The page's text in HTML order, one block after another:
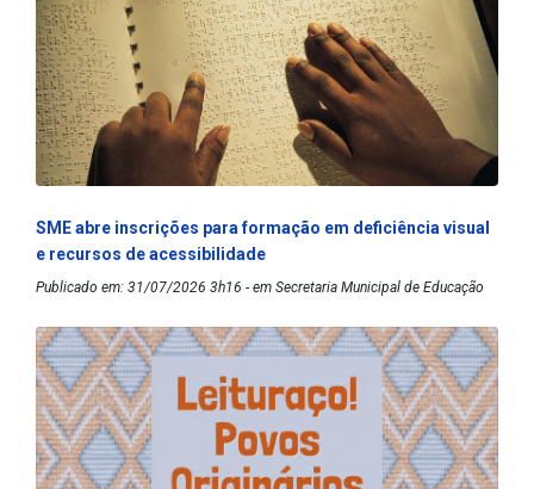
SME abre inscrições para formação em deficiência visual
e recursos de acessibilidade
Publicado em: 31/07/2026 3h16 - em Secretaria Municipal de Educação